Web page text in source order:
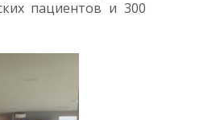
пациентов и 300